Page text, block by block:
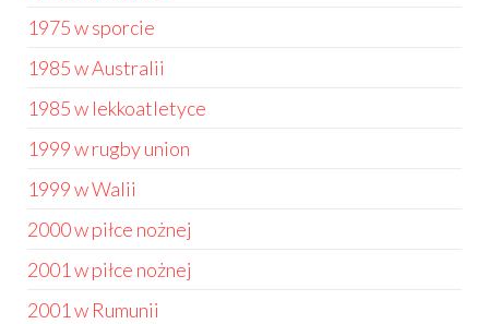
1975 w sporcie
1985 w Australii
1985 w lekkoatletyce
1999 w rugby union
1999 w Walii
2000 w piłce nożnej
2001 w piłce nożnej
2001 w Rumunii